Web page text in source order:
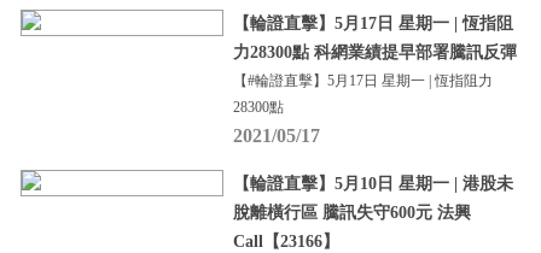
【輪證直擊】5月17日 星期一 | 恆指阻
力28300點 科網業績提早部署騰訊反彈
【#輪證直擊】5月17日 星期一 | 恆指阻力
28300點
2021/05/17
【輪證直擊】5月10日 星期一 | 港股未
脫離橫行區 騰訊失守600元 法興
Call【23166】